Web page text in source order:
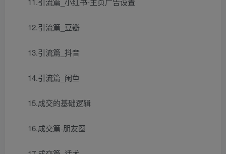
12.引流篇_豆瓣
13.引流篇_抖音
14.引流篇_闲鱼
15.成交的基础逻辑
16.成交篇-朋友圈